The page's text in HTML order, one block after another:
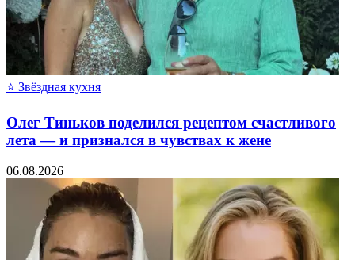
⭐ Звёздная кухня
Олег Тиньков поделился рецептом счастливого
лета — и признался в чувствах к жене
06.08.2026